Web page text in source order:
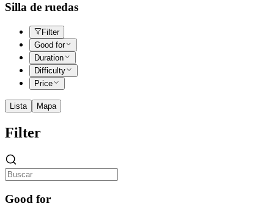
Silla de ruedas
Filter
Good for
Duration
Difficulty
Price
Lista Mapa
Filter
Good for